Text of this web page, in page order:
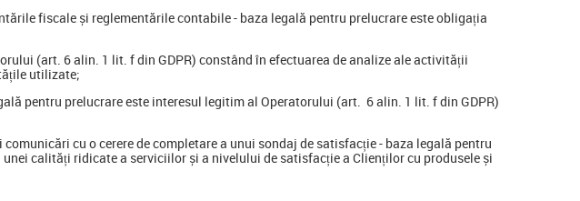
fiscale și reglementările contabile - baza legală pentru prelucrare este obligația
(art. 6 alin. 1 lit. f din GDPR) constând în efectuarea de analize ale activității
utilizate;
pentru prelucrare este interesul legitim al Operatorului (art. 6 alin. 1 lit. f din GDPR)
cu o cerere de completare a unui sondaj de satisfacție - baza legală pentru
calități ridicate a serviciilor și a nivelului de satisfacție a Clienților cu produsele și